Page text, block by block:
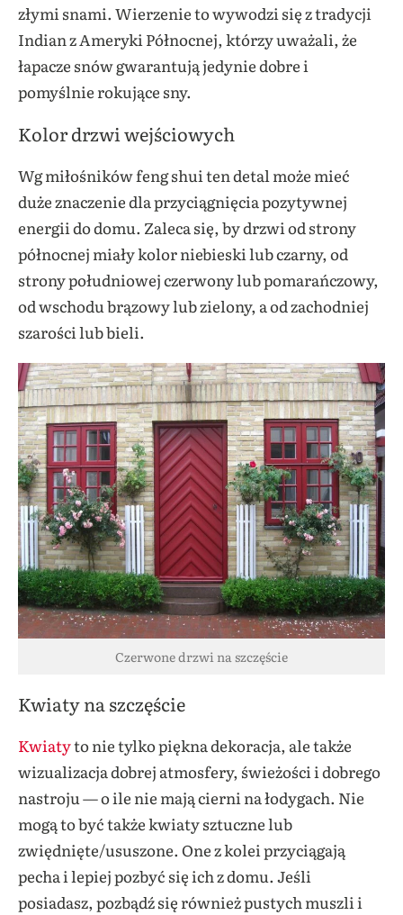
złymi snami. Wierzenie to wywodzi się z tradycji
Indian z Ameryki Północnej, którzy uważali, że
łapacze snów gwarantują jedynie dobre i
pomyślnie rokujące sny.
Kolor drzwi wejściowych
Wg miłośników feng shui ten detal może mieć
duże znaczenie dla przyciągnięcia pozytywnej
energii do domu. Zaleca się, by drzwi od strony
północnej miały kolor niebieski lub czarny, od
strony południowej czerwony lub pomarańczowy,
od wschodu brązowy lub zielony, a od zachodniej
szarości lub bieli.
Czerwone drzwi na szczęście
Kwiaty na szczęście
Kwiatyto nie tylko piękna dekoracja, ale także
wizualizacja dobrej atmosfery, świeżości i dobrego
nastroju — o ile nie mają cierni na łodygach. Nie
mogą to być także kwiaty sztuczne lub
zwiędnięte/ususzone. One z kolei przyciągają
pecha i lepiej pozbyć się ich z domu. Jeśli
posiadasz, pozbądź się również pustych muszli i